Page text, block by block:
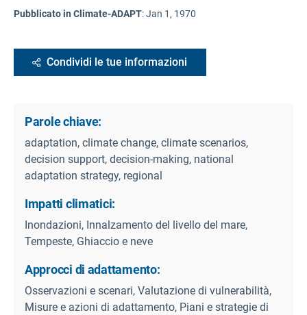
Pubblicato in Climate-ADAPT:Jan 1, 1970
Condividi le tue informazioni
Parole chiave:
adaptation, climate change, climate scenarios,
decision support, decision-making, national
adaptation strategy, regional
Impatti climatici:
Inondazioni, Innalzamento del livello del mare,
Tempeste, Ghiaccio e neve
Approcci di adattamento:
Osservazioni e scenari, Valutazione di vulnerabilità,
Misure e azioni di adattamento, Piani e strategie di